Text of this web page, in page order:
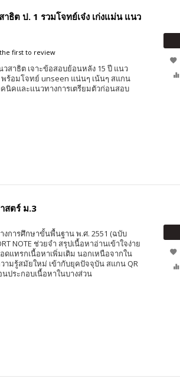
าธิต ป. 1 รวมโจทย์เจ๋ง เก่งแม่น แนว
first to review
วสาธิต เจาะข้อสอบย้อนหลัง 15 ปี แนว
ร้อมโจทย์ unseen แน่นๆ เน้นๆ สแกน
นิคและเเนวทางการเตรียมตัวก่อนสอบ
ตร์ ม.3
การศึกษาขั้นพื้นฐาน พ.ศ. 2551 (ฉบับ
NOTE ช่วยจำ สรุปเนื้อหาอ่านเข้าใจง่าย
ดแทรกเนื้อหาเพิ่มเติม นอกเหนือจากใน
ามรู้สมัยใหม่ เข้ากับยุคปัจจุบัน สแกน QR
ประกอบเนื้อหาในบางส่วน